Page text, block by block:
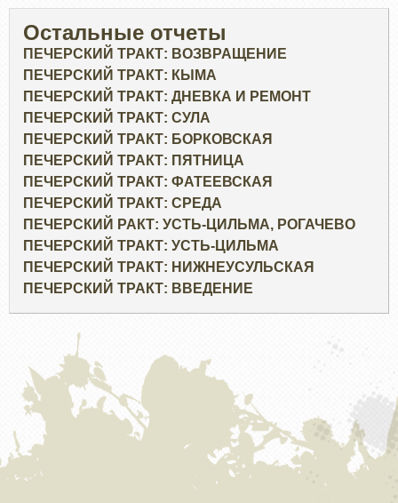
Остальные отчеты
ПЕЧЕРСКИЙ ТРАКТ: ВОЗВРАЩЕНИЕ
ПЕЧЕРСКИЙ ТРАКТ: КЫМА
ПЕЧЕРСКИЙ ТРАКТ: ДНЕВКА И РЕМОНТ
ПЕЧЕРСКИЙ ТРАКТ: СУЛА
ПЕЧЕРСКИЙ ТРАКТ: БОРКОВСКАЯ
ПЕЧЕРСКИЙ ТРАКТ: ПЯТНИЦА
ПЕЧЕРСКИЙ ТРАКТ: ФАТЕЕВСКАЯ
ПЕЧЕРСКИЙ ТРАКТ: СРЕДА
ПЕЧЕРСКИЙ РАКТ: УСТЬ-ЦИЛЬМА, РОГАЧЕВО
ПЕЧЕРСКИЙ ТРАКТ: УСТЬ-ЦИЛЬМА
ПЕЧЕРСКИЙ ТРАКТ: НИЖНЕУСУЛЬСКАЯ
ПЕЧЕРСКИЙ ТРАКТ: ВВЕДЕНИЕ